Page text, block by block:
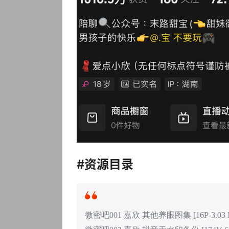
#资源目录
微密吧001 嘉欣 其他养眼图集 [16P-3.03